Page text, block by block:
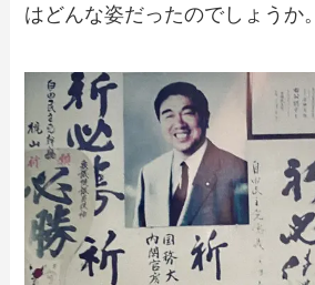
はどんな姿だったのでしょうか。